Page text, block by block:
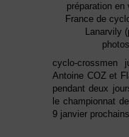
préparation en
France de
Lanarvily
cyclo-crossmen
Antoine COZ et
pendant deux
le championnat
9 janvier